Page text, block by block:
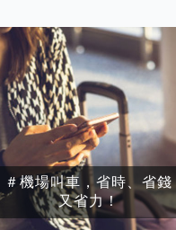
＃機場叫車，省時、省錢
又省力！